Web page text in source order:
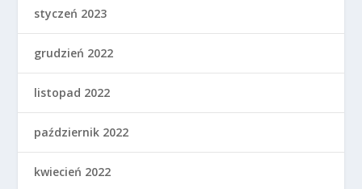
styczeń 2023
grudzień 2022
listopad 2022
październik 2022
kwiecień 2022